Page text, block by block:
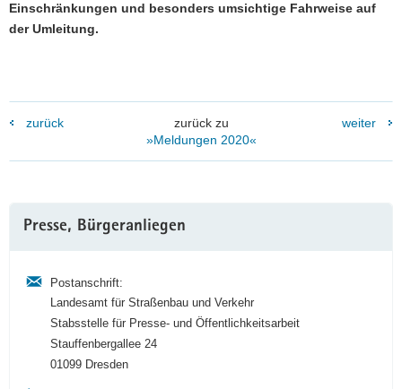
Einschränkungen und besonders umsichtige Fahrweise auf
der Umleitung.
zurück
zurück zu
»Meldungen 2020«
weiter
Information
Presse, Bürgeranliegen
Postanschrift:
Landesamt für Straßenbau und Verkehr
Stabsstelle für Presse- und Öffentlichkeitsarbeit
Stauffenbergallee 24
01099 Dresden